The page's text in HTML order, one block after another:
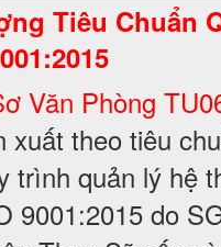
Tiêu Chuẩn
Văn Phòng
theo tiêu
trình quản lý hệ
9001:2015 do